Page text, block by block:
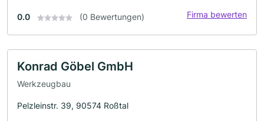
0.0 (0 Bewertungen) Firma bewerten
Konrad Göbel GmbH
Werkzeugbau
Pelzleinstr. 39, 90574 Roßtal